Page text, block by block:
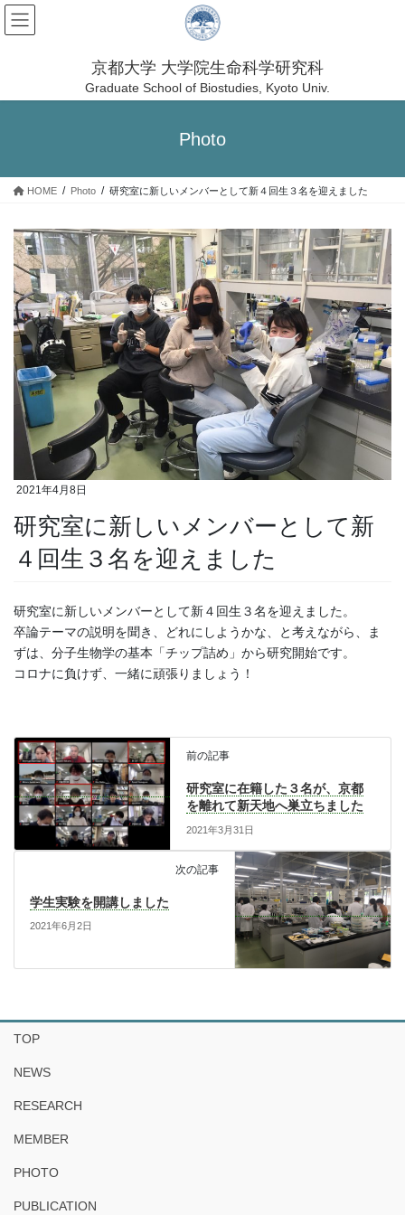
コ
ン
へ
プ
ナ
ビ
ョ
動
京都大学 大学院生命科学研究科
Graduate School of Biostudies, Kyoto Univ.
Photo
HOME Photo 研究室に新しいメンバーとして新４回生３名を迎えました
2021年4月8日
研究室に新しいメンバーとして新
４回生３名を迎えました
研究室に新しいメンバーとして新４回生３名を迎えました。
卒論テーマの説明を聞き、どれにしようかな、と考えながら、ま
ずは、分子生物学の基本「チップ詰め」から研究開始です。
コロナに負けず、一緒に頑張りましょう！
前の記事
研究室に在籍した３名が、京都
を離れて新天地へ巣立ちました
2021年3月31日
次の記事
学生実験を開講しました
2021年6月2日
TOP
NEWS
RESEARCH
MEMBER
PHOTO
PUBLICATION